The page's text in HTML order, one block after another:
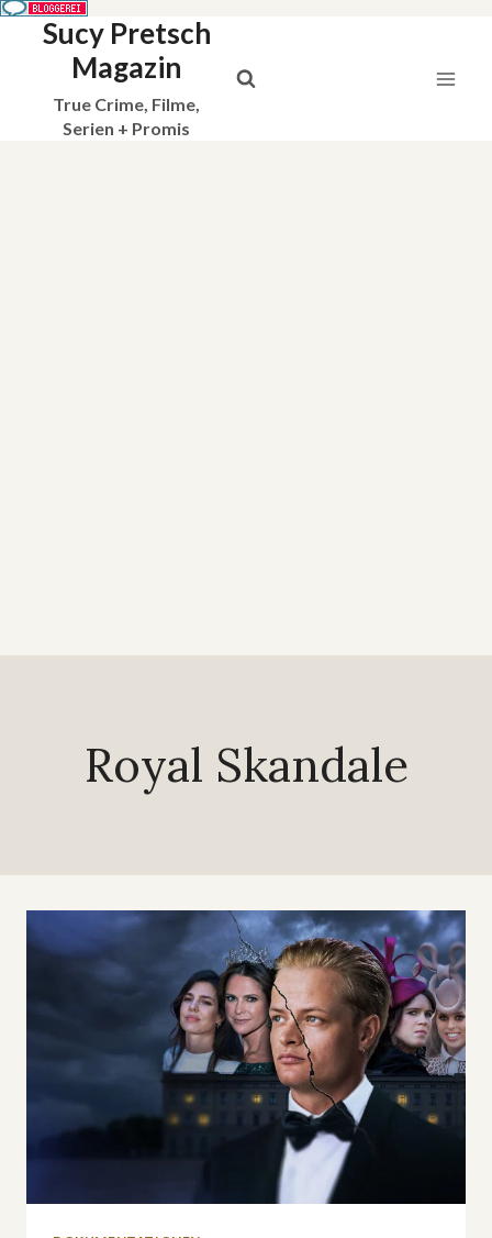
Sucy Pretsch
Magazin
True Crime, Filme,
Serien + Promis
Royal Skandale